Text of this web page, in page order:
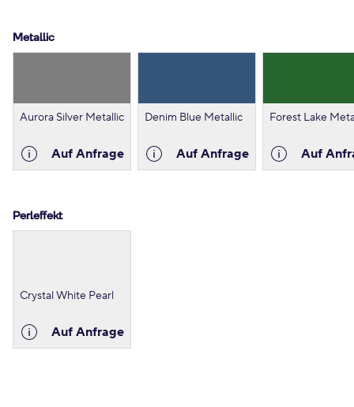
Metallic
Aurora Silver Metallic
Auf Anfrage
Denim Blue Metallic
Auf Anfrage
Forest Lake
Auf
Perleffekt
Crystal White Pearl
Auf Anfrage